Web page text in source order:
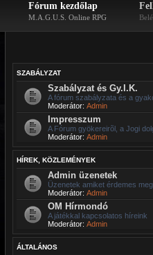
Fórum kezdőlap
M.A.G.U.S. Online RPG
SZABÁLYZAT
Szabályzat és Gy.I.K.
A fórum szabályzata és a
Moderátor: Admin
Impresszum
A Fórum gyökereirõl, a Jogi
Moderátor: Admin
HÍREK, KÖZLEMÉNYEK
Admin üzenetek
Üzenetek amiket érdemes
Moderátor: Admin
OM Hírmondó
A játékkal kapcsolatos híreink
Moderátor: Admin
ÁLTALÁNOS